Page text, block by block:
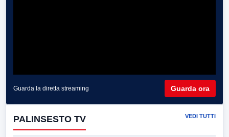
Guarda la diretta streaming Guarda ora
PALINSESTO TV VEDI TUTTI